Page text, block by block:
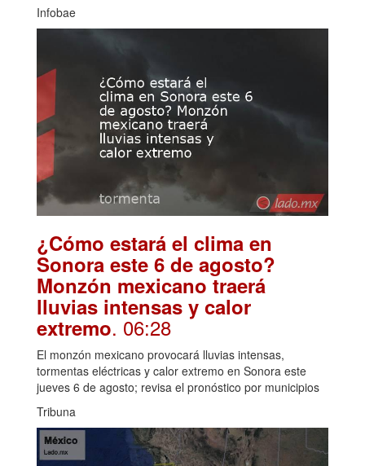
Infobae
¿Cómo estará el clima en
Sonora este 6 de agosto?
Monzón mexicano traerá
lluvias intensas y calor
extremo. 06:28
El monzón mexicano provocará lluvias intensas,
tormentas eléctricas y calor extremo en Sonora este
jueves 6 de agosto; revisa el pronóstico por municipios
Tribuna